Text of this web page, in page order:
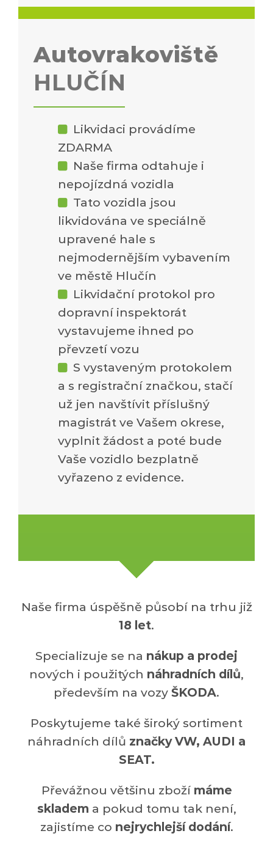
Autovrakoviště
HLUČÍN
Likvidaci provádíme
ZDARMA
Naše firma odtahuje i
nepojízdná vozidla
Tato vozidla jsou
likvidována ve speciálně
upravené hale s
nejmodernějším vybavením
ve městě Hlučín
Likvidační protokol pro
dopravní inspektorát
vystavujeme ihned po
převzetí vozu
S vystaveným protokolem
a s registrační značkou, stačí
už jen navštívit příslušný
magistrát ve Vašem okrese,
vyplnit žádost a poté bude
Vaše vozidlo bezplatně
vyřazeno z evidence.
Naše firma úspěšně působí na trhu již
18 let.
Specializuje se na nákup a prodej
nových i použitých náhradních dílů,
především na vozy ŠKODA.
Poskytujeme také široký sortiment
náhradních dílů značky VW, AUDI a
SEAT.
Převážnou většinu zboží máme
skladem a pokud tomu tak není,
zajistíme co nejrychlejší dodání.